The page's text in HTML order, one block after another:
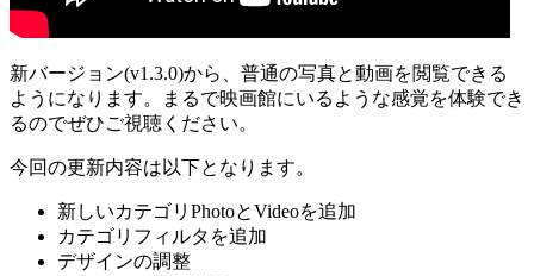
新バージョン(v1.3.0)から、普通の写真と動画を閲覧できる
ようになります。まるで映画館にいるような感覚を体験でき
るのでぜひご視聴ください。
今回の更新内容は以下となります。
新しいカテゴリPhotoとVideoを追加
カテゴリフィルタを追加
デザインの調整